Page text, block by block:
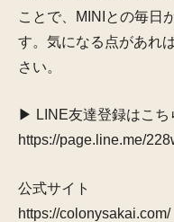
ことで、MINIとの毎日
す。気になる点があれ
さい。
▶ LINE友達登録はこち
https://page.line.me/
公式サイト
https://colonysakai.com/